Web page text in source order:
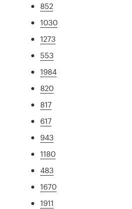
852
1030
1273
553
1984
820
817
617
943
1180
483
1670
1911